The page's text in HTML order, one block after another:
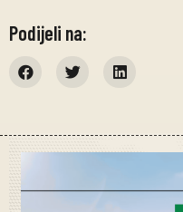
Podijeli na: